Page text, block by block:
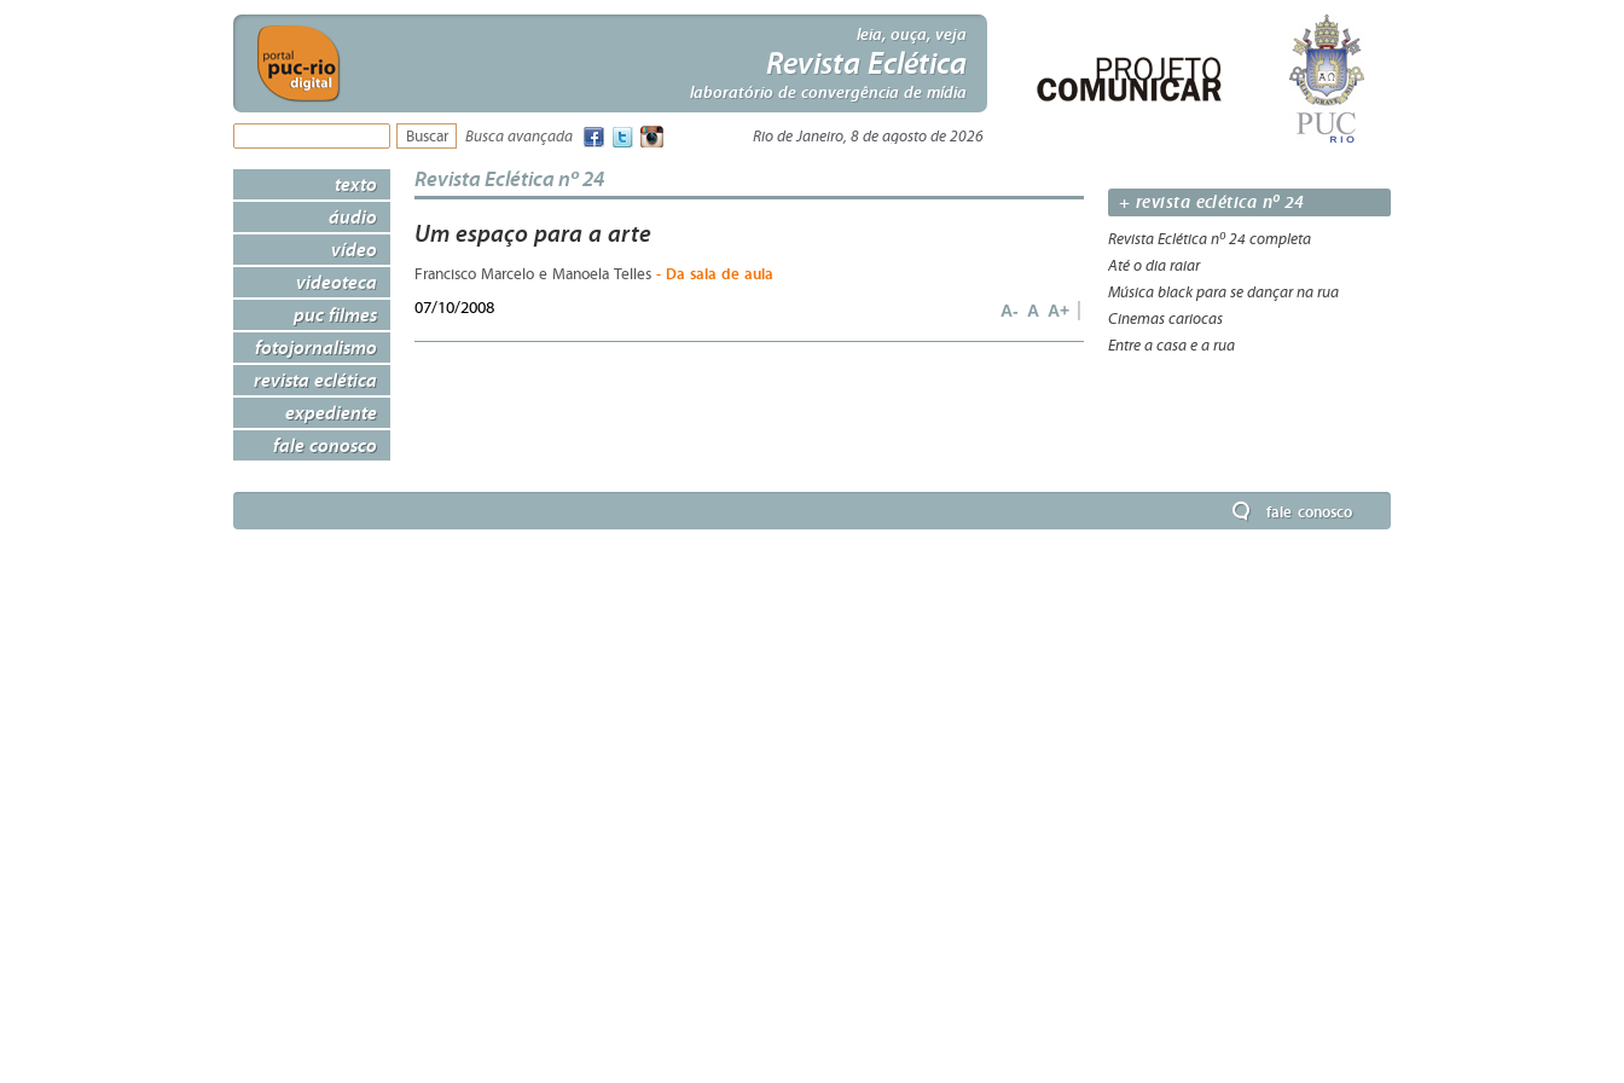
leia, ouça, veja
Revista Eclética
laboratório de convergência de mídia
Busca avançada Rio de Janeiro, 8 de agosto de 2026
texto
áudio
vídeo
videoteca
puc filmes
fotojornalismo
revista eclética
expediente
fale conosco
Revista Eclética nº 24
Um espaço para a arte
Francisco Marcelo e Manoela Telles - Da sala de aula
07/10/2008 A- A A+
+ revista eclética nº 24
Revista Eclética nº 24 completa
Até o dia raiar
Música black para se dançar na rua
Cinemas cariocas
Entre a casa e a rua
fale conosco